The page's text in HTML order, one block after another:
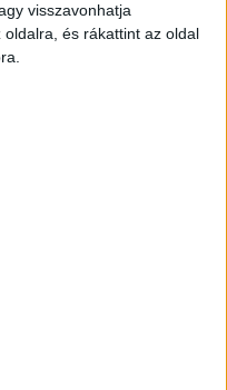
visszavonhatja
és rákattint az oldal
helyet, őt követi Jo
pukipora című
részével szerepel. A